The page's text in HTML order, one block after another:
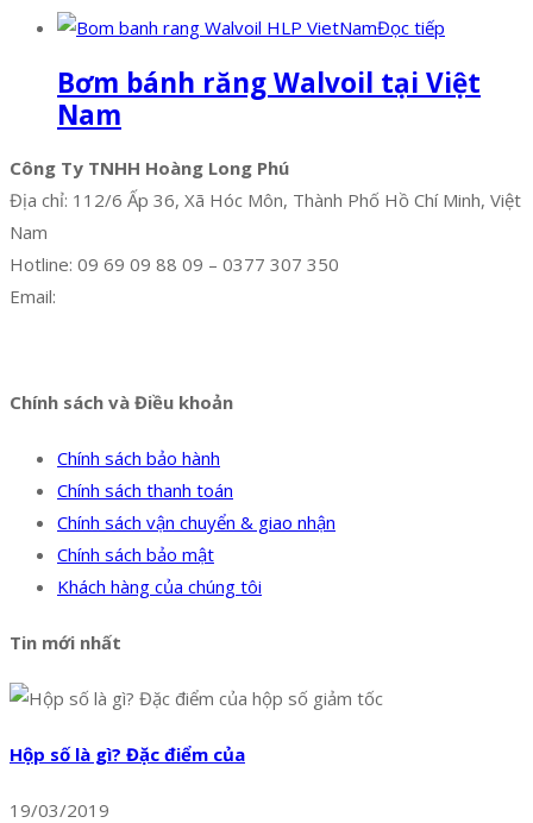
Đọc tiếp
Bơm bánh răng Walvoil tại Việt
Nam
Công Ty TNHH Hoàng Long Phú
Địa chỉ: 112/6 Ấp 36, Xã Hóc Môn, Thành Phố Hồ Chí Minh, Việt
Nam
Hotline: 09 69 09 88 09 – 0377 307 350
Email:
Chính sách và Điều khoản
Chính sách bảo hành
Chính sách thanh toán
Chính sách vận chuyển & giao nhận
Chính sách bảo mật
Khách hàng của chúng tôi
Tin mới nhất
Hộp số là gì? Đặc điểm của
19/03/2019